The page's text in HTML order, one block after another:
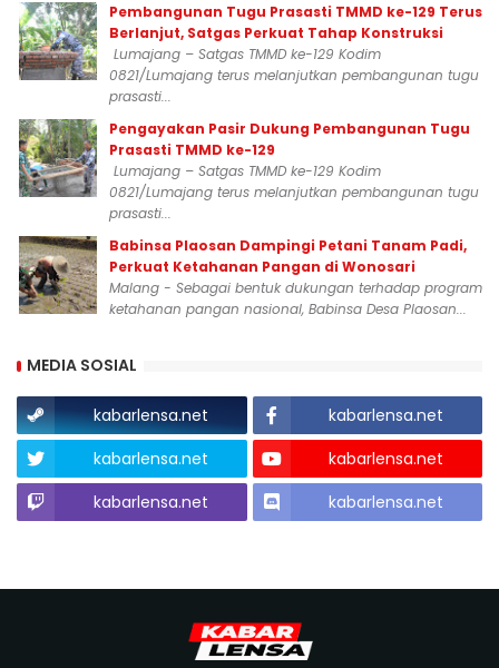
Pembangunan Tugu Prasasti TMMD ke-129 Terus
Berlanjut, Satgas Perkuat Tahap Konstruksi
Lumajang – Satgas TMMD ke-129 Kodim
0821/Lumajang terus melanjutkan pembangunan tugu
prasasti...
Pengayakan Pasir Dukung Pembangunan Tugu
Prasasti TMMD ke-129
Lumajang – Satgas TMMD ke-129 Kodim
0821/Lumajang terus melanjutkan pembangunan tugu
prasasti...
Babinsa Plaosan Dampingi Petani Tanam Padi,
Perkuat Ketahanan Pangan di Wonosari
Malang - Sebagai bentuk dukungan terhadap program
ketahanan pangan nasional, Babinsa Desa Plaosan...
MEDIA SOSIAL
kabarlensa.net
kabarlensa.net
kabarlensa.net
kabarlensa.net
kabarlensa.net
kabarlensa.net